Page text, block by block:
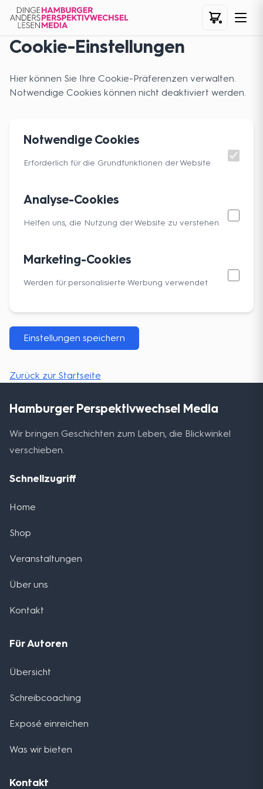
Cookie-Einstellungen
Hier können Sie Ihre Cookie-Präferenzen verwalten.
Notwendige Cookies können nicht deaktiviert werden.
Notwendige Cookies
Erforderlich für die Grundfunktionen der Website
Analyse-Cookies
Helfen uns, die Nutzung der Website zu verstehen
Marketing-Cookies
Werden für personalisierte Werbung verwendet
Einstellungen speichern
Zurück zur Startseite
Hamburger Perspektivwechsel Media
Wir bringen Geschichten zum Leben, die Blickwinkel
verschieben.
Schnellzugriff
Home
Shop
Veranstaltungen
Über uns
Kontakt
Für Autoren
Übersicht
Schreibcoaching
Exposé einreichen
Was wir bieten
Kontakt